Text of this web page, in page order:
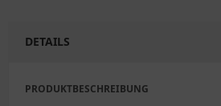
DETAILS
PRODUKTBESCHREIBUNG